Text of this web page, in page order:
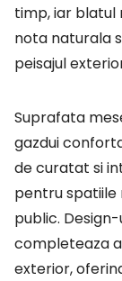
timp, iar
nota naturala
peisajul
Suprafata mesei este suficient de mare pentru a
gazdui
de curatat si
pentru spatiile
public.
completeaza
exterior,